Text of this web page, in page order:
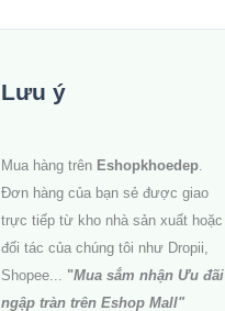
Lưu ý
Mua hàng trên Eshopkhoedep
Đơn hàng của bạn sẻ được giao
trực tiếp từ kho nhà sản xuất hoặc
đối tác của chúng tôi như Dropii,
Shopee...
"Mua sắm nhận Ưu đãi
ngập tràn trên Eshop Mall"